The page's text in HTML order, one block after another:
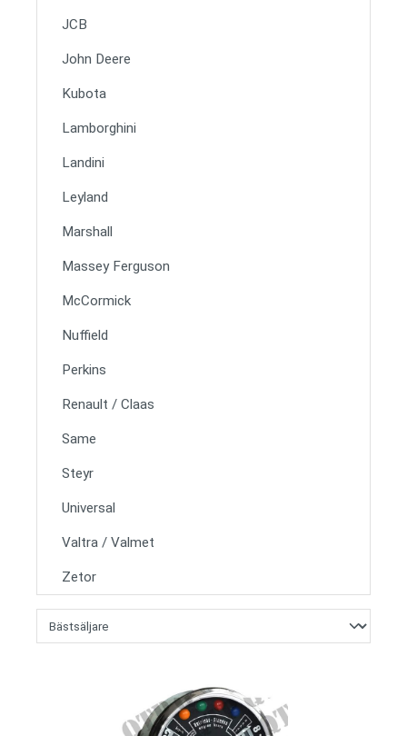
JCB
John Deere
Kubota
Lamborghini
Landini
Leyland
Marshall
Massey Ferguson
McCormick
Nuffield
Perkins
Renault / Claas
Same
Steyr
Universal
Valtra / Valmet
Zetor